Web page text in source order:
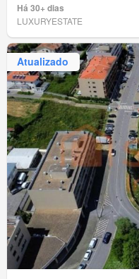
Há 30+ dias
LUXURYESTATE
Atualizado